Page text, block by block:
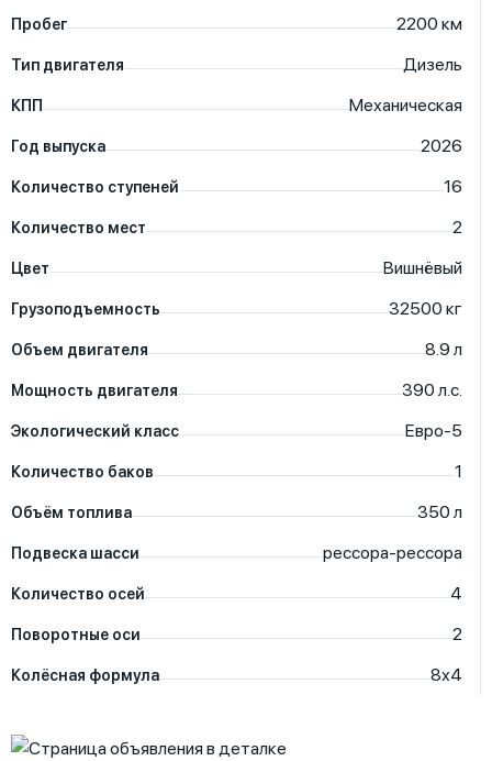
Пробег 2200 км
Тип двигателя Дизель
КПП Механическая
Год выпуска 2026
Количество ступеней 16
Количество мест 2
Цвет Вишнёвый
Грузоподъемность 32500 кг
Объем двигателя 8.9 л
Мощность двигателя 390 л.с.
Экологический класс Евро-5
Количество баков 1
Объём топлива 350 л
Подвеска шасси рессора-рессора
Количество осей 4
Поворотные оси 2
Колёсная формула 8х4